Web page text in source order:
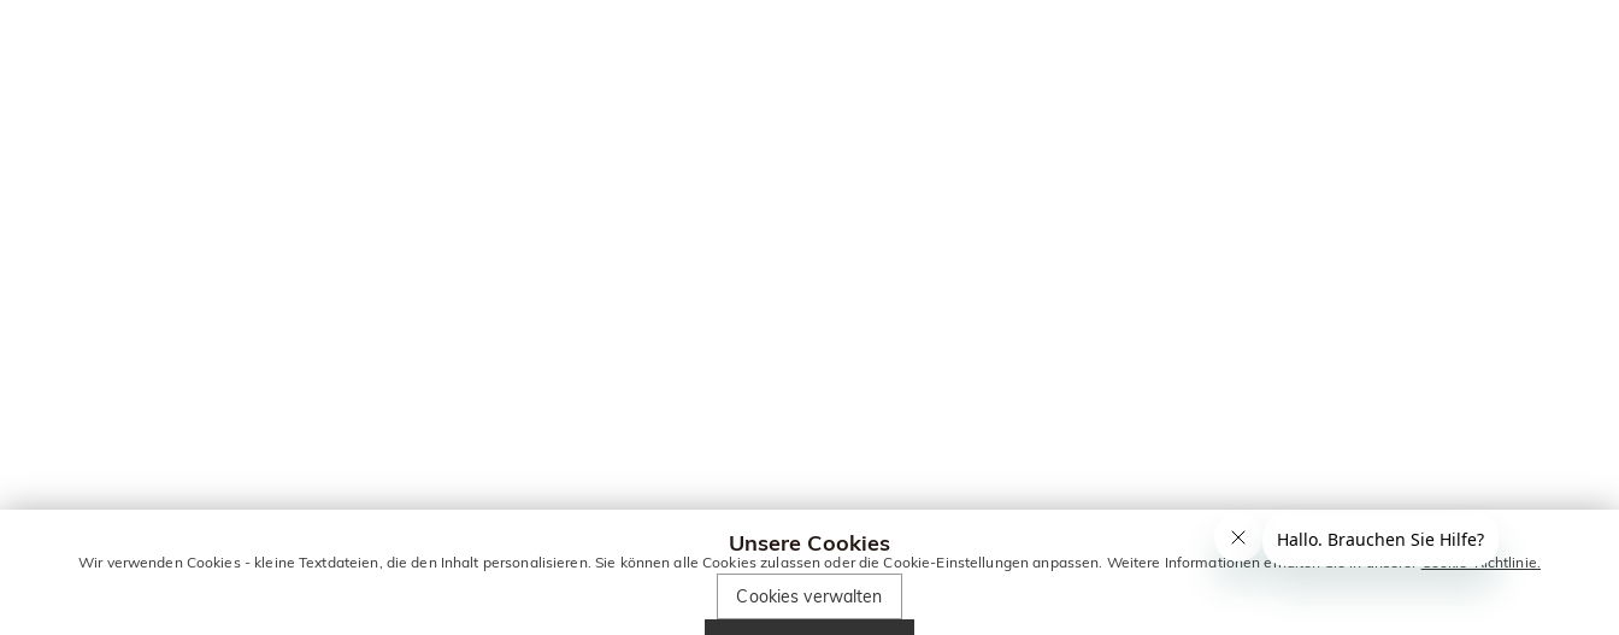
Unsere Cookies
Wir verwenden Cookies - kleine Textdateien, die den Inhalt personalisieren. Sie können alle Cookies zulassen oder die Cookie-Einstellungen anpassen. Weitere Informationen erhalten Sie in unsererCookie-Richtlinie.
Cookies verwalten